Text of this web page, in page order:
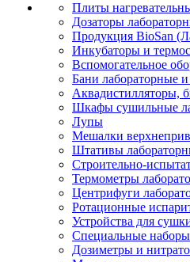
Плиты
Дозаторы
Продукция BioSan
Инкубаторы и
Вспомогательное
Бани лабораторные
Аквадистилляторы,
Шкафы сушильные
Лупы
Мешалки
Штативы
Строительно-
Термометры
Центрифуги
Ротационные
Устройства для
Специальные
Дозиметры и